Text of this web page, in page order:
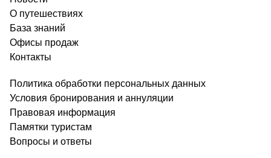
О путешествиях
База знаний
Офисы продаж
Контакты
Политика обработки персональных данных
Условия бронирования и аннуляции
Правовая информация
Памятки туристам
Вопросы и ответы